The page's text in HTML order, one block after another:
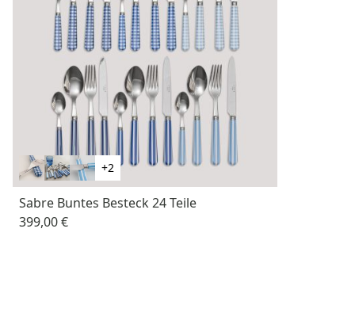
+2
Sabre Buntes Besteck 24 Teile
399,00 €